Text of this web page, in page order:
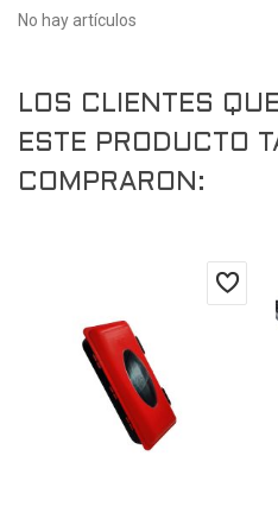
No hay artículos
LOS CLIENTES
ESTE PRODUCTO
COMPRARON: